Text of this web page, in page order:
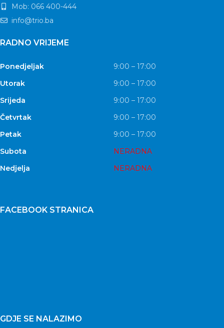
Mob: 066 400-444
info@trio.ba
RADNO VRIJEME
Ponedjeljak
9:00 – 17:00
Utorak
9:00 – 17:00
Srijeda
9:00 – 17:00
Četvrtak
9:00 – 17:00
Petak
9:00 – 17:00
Subota
NERADNA
Nedjelja
NERADNA
FACEBOOK STRANICA
GDJE SE NALAZIMO